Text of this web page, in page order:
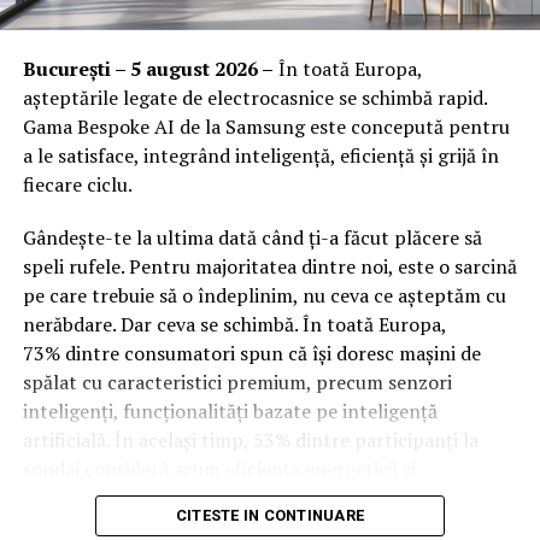
conceput special pentru scule si unelte, vor fi indeplinite toate
necesitatile angajatilor dintr-un atelier auto. Verifica oferta
disponibila in magazinul online Viamond.ro, pentru a alege exact
produsele de care ai nevoie!
ARTICOLE PE ACEIASI TEMA:
Cum sa alegi mobilierul pentru living
Cum să ai o casă răcoroasă și confortabilă cu noile
aparate de aer condiționat de la TCL
Orange Shop Victoriei (9:00 – 18:00)
Orange Shop Park Lake (12:00 – 20:00)
Incepand cu luni, 3.08, batarile pot fi comandate si prin
aplicatia WOLT.
Vineri, 7 august: 10:00 – 13:00
Ridicarea bratarilor inainte de festival se poate face
exclusiv de catre detinatorii de abonamente sau invitatii
de tip full pass.
Accesul in festival
București – 5 august 2026 – În toată Europa,
așteptările legate de electrocasnice se schimbă rapid.
Gama Bespoke AI de la Samsung este concepută pentru
a le satisface, integrând inteligență, eficiență și grijă în
fiecare ciclu.
Gândește-te la ultima dată când ți-a făcut plăcere să
speli rufele. Pentru majoritatea dintre noi, este o sarcină
pe care trebuie să o îndeplinim, nu ceva ce așteptăm cu
nerăbdare. Dar ceva se schimbă. În toată Europa,
73% dintre consumatori spun că își doresc mașini de
spălat cu caracteristici premium, precum senzori
inteligenți, funcționalități bazate pe inteligență
artificială. În același timp, 53% dintre participanți la
optimizarea bazată pe inteligență artificială drept
factori-cheie în alegerea electrocasnicelor. Cererea
CITESTE IN CONTINUARE